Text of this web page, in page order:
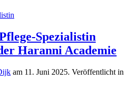
Spezialistin
Haranni Academie
am 11. Juni 2025. Veröffentlicht in